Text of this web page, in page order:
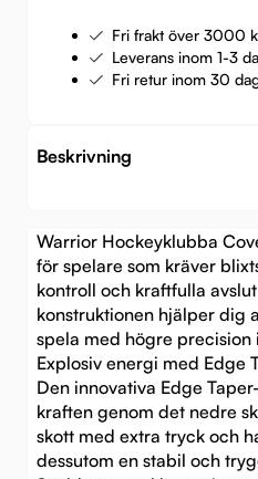
Fri frakt över 3000
Leverans inom 1-3
Fri retur inom 30
Beskrivning
Warrior Hockeyklubba
för spelare som kräver
kontroll och kraftfulla
konstruktionen hjälper dig
spela med högre precision
Explosiv energi med Edge
Den innovativa Edge
kraften genom det nedre
skott med extra tryck och
dessutom en stabil och